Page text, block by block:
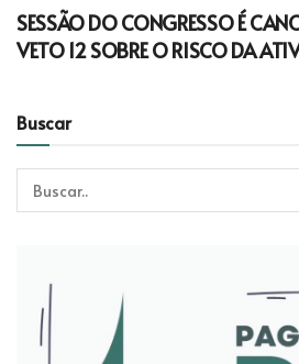
SESSÃO DO CONGRESSO É
VETO 12 SOBRE O RISCO DA
Buscar